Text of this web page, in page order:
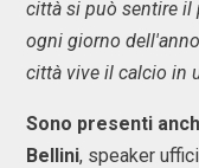
città si può sentire il
ogni giorno
città vive il calcio in
Sono presenti
Bellini, speaker